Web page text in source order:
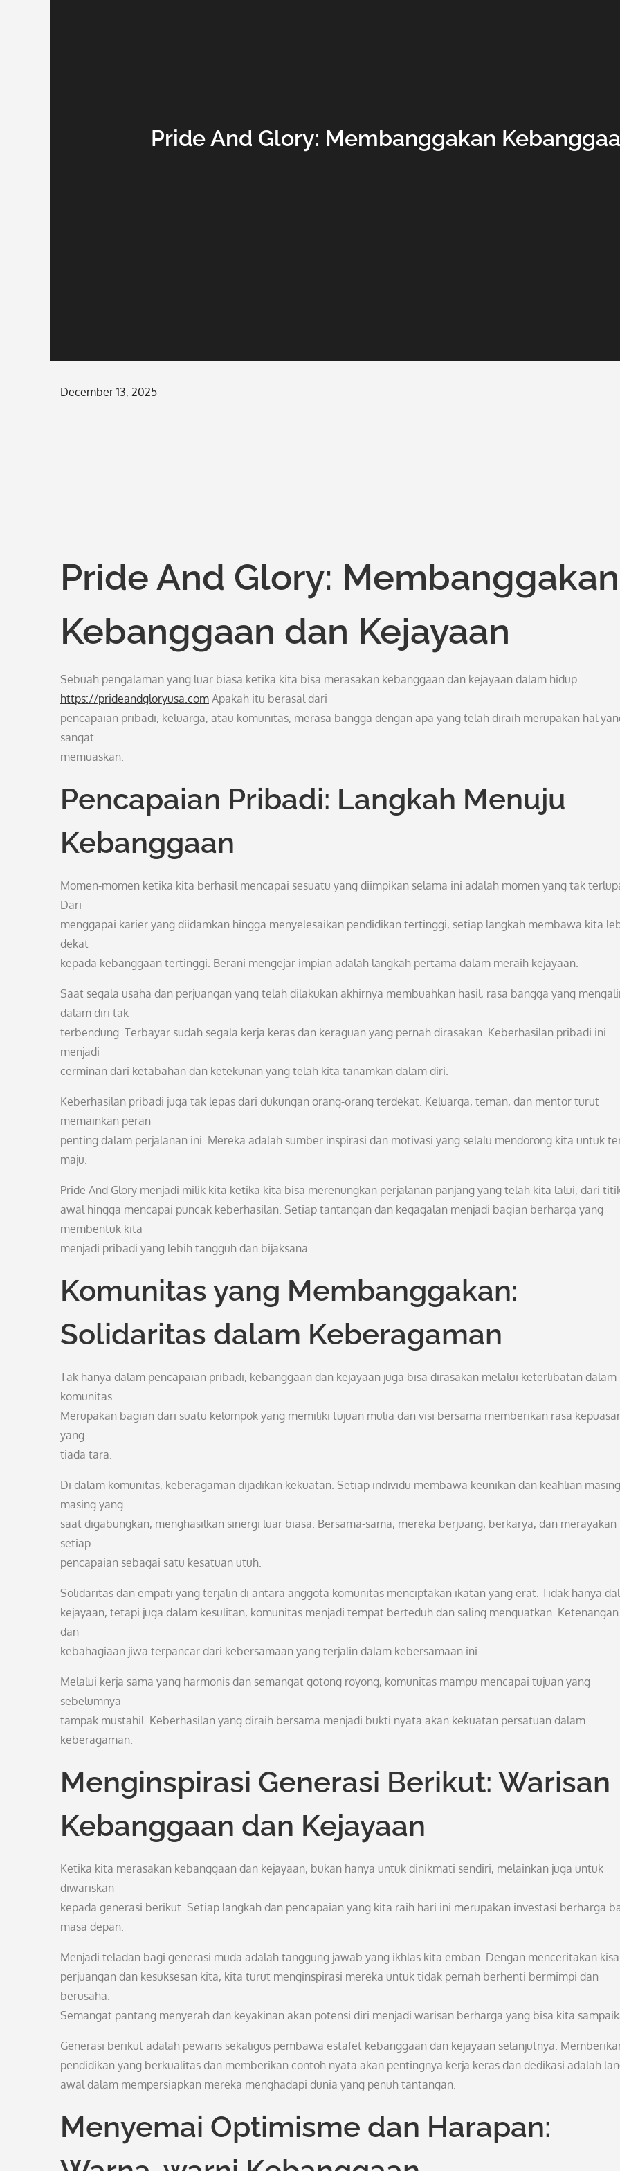
Pride And Glory: Membanggakan
Posted
December 13, 2025
Pride And Glory: Membanggakan
Kebanggaan dan Kejayaan
Sebuah pengalaman yang luar biasa ketika kita bisa merasakan kebanggaan dan kejayaan dalam hidup.
https://prideandgloryusa.com Apakah itu berasal dari
pencapaian pribadi, keluarga, atau komunitas, merasa bangga dengan apa yang telah diraih merupakan hal
sangat
memuaskan.
Pencapaian Pribadi: Langkah Menuju
Kebanggaan
Momen-momen ketika kita berhasil mencapai sesuatu yang diimpikan selama ini adalah momen yang tak
Dari
menggapai karier yang diidamkan hingga menyelesaikan pendidikan tertinggi, setiap langkah membawa kita
dekat
kepada kebanggaan tertinggi. Berani mengejar impian adalah langkah pertama dalam meraih kejayaan.
Saat segala usaha dan perjuangan yang telah dilakukan akhirnya membuahkan hasil, rasa bangga yang
dalam diri tak
terbendung. Terbayar sudah segala kerja keras dan keraguan yang pernah dirasakan. Keberhasilan pribadi ini
menjadi
cerminan dari ketabahan dan ketekunan yang telah kita tanamkan dalam diri.
Keberhasilan pribadi juga tak lepas dari dukungan orang-orang terdekat. Keluarga, teman, dan mentor turut
memainkan peran
penting dalam perjalanan ini. Mereka adalah sumber inspirasi dan motivasi yang selalu mendorong kita untuk
maju.
Pride And Glory menjadi milik kita ketika kita bisa merenungkan perjalanan panjang yang telah kita lalui, dari
awal hingga mencapai puncak keberhasilan. Setiap tantangan dan kegagalan menjadi bagian berharga yang
membentuk kita
menjadi pribadi yang lebih tangguh dan bijaksana.
Komunitas yang Membanggakan:
Solidaritas dalam Keberagaman
Tak hanya dalam pencapaian pribadi, kebanggaan dan kejayaan juga bisa dirasakan melalui keterlibatan dalam
komunitas.
Merupakan bagian dari suatu kelompok yang memiliki tujuan mulia dan visi bersama memberikan rasa
yang
tiada tara.
Di dalam komunitas, keberagaman dijadikan kekuatan. Setiap individu membawa keunikan dan keahlian
masing yang
saat digabungkan, menghasilkan sinergi luar biasa. Bersama-sama, mereka berjuang, berkarya, dan merayakan
setiap
pencapaian sebagai satu kesatuan utuh.
Solidaritas dan empati yang terjalin di antara anggota komunitas menciptakan ikatan yang erat. Tidak hanya
kejayaan, tetapi juga dalam kesulitan, komunitas menjadi tempat berteduh dan saling menguatkan.
dan
kebahagiaan jiwa terpancar dari kebersamaan yang terjalin dalam kebersamaan ini.
Melalui kerja sama yang harmonis dan semangat gotong royong, komunitas mampu mencapai tujuan yang
sebelumnya
tampak mustahil. Keberhasilan yang diraih bersama menjadi bukti nyata akan kekuatan persatuan dalam
keberagaman.
Menginspirasi Generasi Berikut: Warisan
Kebanggaan dan Kejayaan
Ketika kita merasakan kebanggaan dan kejayaan, bukan hanya untuk dinikmati sendiri, melainkan juga untuk
diwariskan
kepada generasi berikut. Setiap langkah dan pencapaian yang kita raih hari ini merupakan investasi berharga
masa depan.
Menjadi teladan bagi generasi muda adalah tanggung jawab yang ikhlas kita emban. Dengan menceritakan
perjuangan dan kesuksesan kita, kita turut menginspirasi mereka untuk tidak pernah berhenti bermimpi dan
berusaha.
Semangat pantang menyerah dan keyakinan akan potensi diri menjadi warisan berharga yang bisa kita
Generasi berikut adalah pewaris sekaligus pembawa estafet kebanggaan dan kejayaan selanjutnya.
pendidikan yang berkualitas dan memberikan contoh nyata akan pentingnya kerja keras dan dedikasi adalah
awal dalam mempersiapkan mereka menghadapi dunia yang penuh tantangan.
Menyemai Optimisme dan Harapan: